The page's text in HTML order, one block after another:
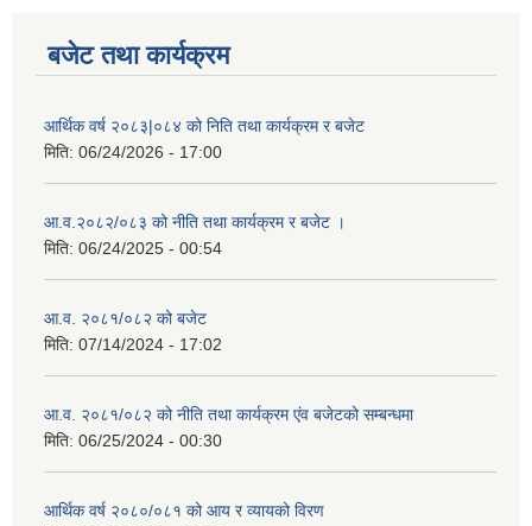
बजेट तथा कार्यक्रम
आर्थिक वर्ष २०८३|०८४ को निति तथा कार्यक्रम र बजेट
मिति: 06/24/2026 - 17:00
आ.व.२०८२/०८३ को नीति तथा कार्यक्रम र बजेट ।
मिति: 06/24/2025 - 00:54
आ.व. २०८१/०८२ को बजेट
मिति: 07/14/2024 - 17:02
आ.व. २०८१/०८२ को नीति तथा कार्यक्रम एंव बजेटको सम्बन्धमा
मिति: 06/25/2024 - 00:30
आर्थिक वर्ष २०८०/०८१ को आय र व्यायको विरण